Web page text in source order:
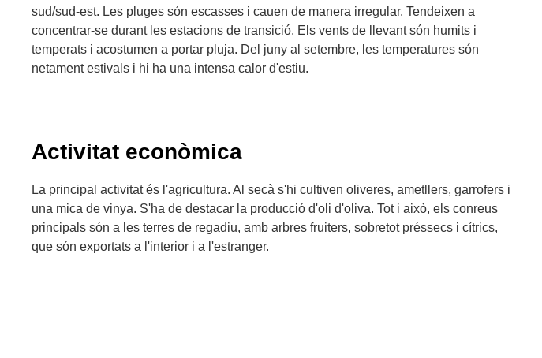
sud/sud-est. Les pluges són escasses i cauen de manera irregular. Tendeixen a
concentrar-se durant les estacions de transició. Els vents de llevant són humits i
temperats i acostumen a portar pluja. Del juny al setembre, les temperatures són
netament estivals i hi ha una intensa calor d'estiu.
Activitat econòmica
La principal activitat és l'agricultura. Al secà s'hi cultiven oliveres, ametllers, garrofers i
una mica de vinya. S'ha de destacar la producció d'oli d'oliva. Tot i això, els conreus
principals són a les terres de regadiu, amb arbres fruiters, sobretot préssecs i cítrics,
que són exportats a l'interior i a l'estranger.